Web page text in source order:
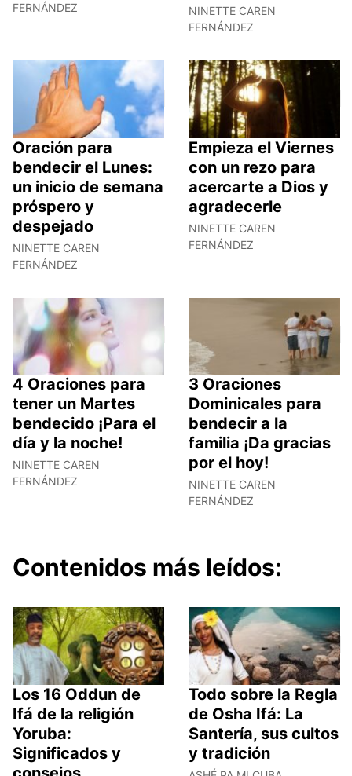
FERNÁNDEZ
NINETTE CAREN
FERNÁNDEZ
Oración para
bendecir el Lunes:
un inicio de semana
próspero y
despejado
NINETTE CAREN
FERNÁNDEZ
Empieza el Viernes
con un rezo para
acercarte a Dios y
agradecerle
NINETTE CAREN
FERNÁNDEZ
4 Oraciones para
tener un Martes
bendecido ¡Para el
día y la noche!
NINETTE CAREN
FERNÁNDEZ
3 Oraciones
Dominicales para
bendecir a la
familia ¡Da gracias
por el hoy!
NINETTE CAREN
FERNÁNDEZ
Contenidos más leídos:
Los 16 Oddun de
Ifá de la religión
Yoruba:
Significados y
Todo sobre la Regla
de Osha Ifá: La
Santería, sus cultos
y tradición